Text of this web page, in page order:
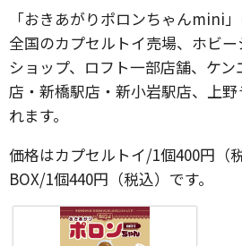
「おきあがりポロンちゃんmini
全国のカプセルトイ売場、ホビ
ショップ、ロフト一部店舗、ケ
店・新橋駅店・新小岩駅店、上
れます。
価格はカプセルトイ/1個400円（
BOX/1個440円（税込）です。